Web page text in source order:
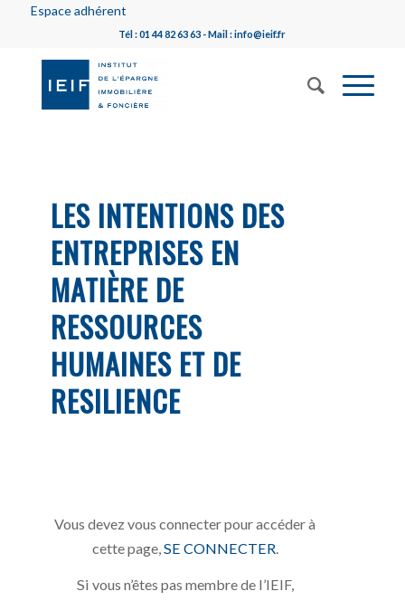
Espace adhérent
Tél : 01 44 82 63 63 - Mail : info@ieif.fr
LES INTENTIONS DES
ENTREPRISES EN
MATIÈRE DE
RESSOURCES
HUMAINES ET DE
RESILIENCE
Vous devez vous connecter pour accéder à
cette page, SE CONNECTER
Si vous n’êtes pas membre de l’IEIF,